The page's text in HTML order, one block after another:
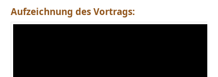
Aufzeichnung des Vortrags: